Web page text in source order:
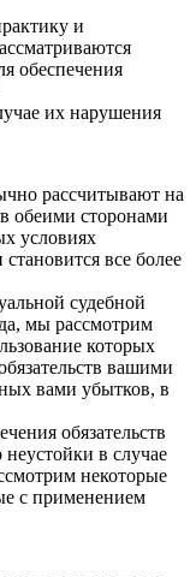
и
обеспечения
их нарушения
рассчитывают на
обеими сторонами
условиях
все более
судебной
мы рассмотрим
которых
вашими
вами убытков, в
обязательств
в случае
некоторые
с применением